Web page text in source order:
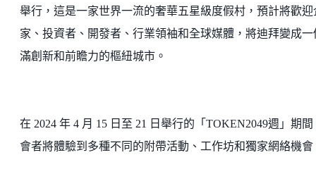
舉行，這是一家世界一流的奢華五星級度假村，預計將歡迎
家、投資者、開發者、行業領袖和全球媒體，將迪拜變成一
滿創新和前瞻力的樞紐城市。
在 2024 年 4 月 15 日至 21 日舉行的「TOKEN2049週」期
會者將體驗到多種不同的附帶活動、工作坊和獨家網絡機會